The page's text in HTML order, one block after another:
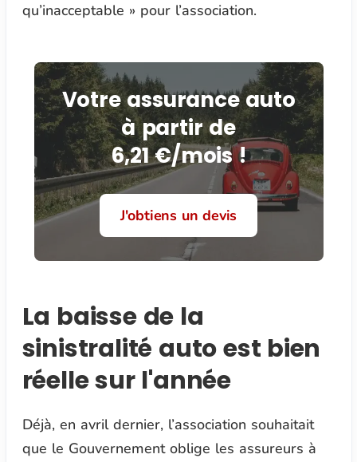
qu’inacceptable » pour l’association.
Votre assurance auto
à partir de
6,21 €/mois !
J'obtiens un devis
La baisse de la
sinistralité auto est bien
réelle sur l'année
Déjà, en avril dernier, l’association souhaitait
que le Gouvernement oblige les assureurs à